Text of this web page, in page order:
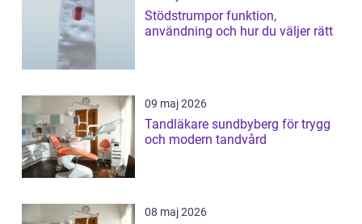
Stödstrumpor funktion,
användning och hur du väljer rätt
09 maj 2026
Tandläkare sundbyberg för trygg
och modern tandvård
08 maj 2026